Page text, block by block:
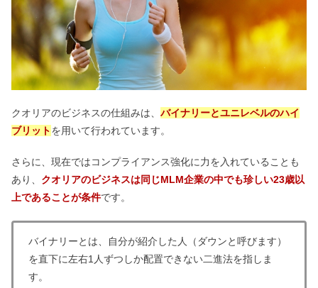
クオリアのビジネスの仕組みは、 バイナリーとユニレベルのハイ
ブリットを用いて行われています。
さらに、現在ではコンプライアンス強化に力を入れていることも
あり、 クオリアのビジネスは同じMLM企業の中でも珍しい23歳以
上であることが条件です。
バイナリーとは、自分が紹介した人（ダウンと呼びます）
を直下に左右1人ずつしか配置できない二進法を指しま
す。